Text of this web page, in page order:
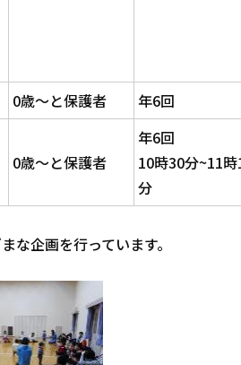
0歳～と保護者 年6回
0歳～と保護者
年6回
10時30分~11
分
な企画を行っています。